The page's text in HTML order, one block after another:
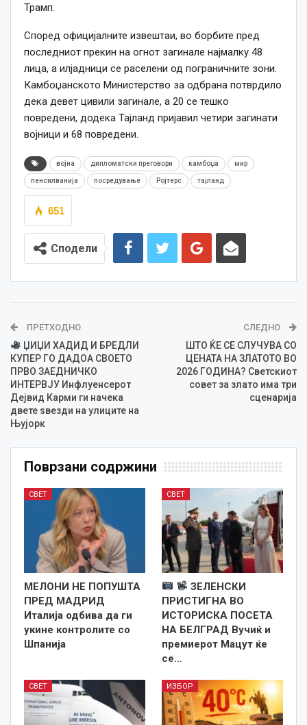
Трамп.
Според официјалните извештаи, во борбите пред
последниот прекин на огнот загинале најмалку 48
лица, а илјадници се раселени од пограничните зони.
Камбоџанското Министерство за одбрана потврдило
дека девет цивили загинале, а 20 се тешко
повредени, додека Тајланд пријавил четири загинати
војници и 68 повредени.
војна дипломатски преговори камбоџа мир
пенсилванија посредување Ројтерс тајланд
651
Сподели
ПРЕТХОДНО
ЏИЏИ ХАДИД И БРЕДЛИ
КУПЕР ГО ДАДОА СВОЕТО
ПРВО ЗАЕДНИЧКО
ИНТЕРВЈУ Инфлуенсерот
Дејвид Карми ги начека
двете ѕвезди на улиците на
Њујорк
СЛЕДНО
ШТО ЌЕ СЕ СЛУЧУВА СО
ЦЕНАТА НА ЗЛАТОТО ВО
2026 ГОДИНА? Светскиот
совет за злато има три
сценарија
Поврзани содржини
СВЕТ
МЕЛОНИ НЕ ПОПУШТА
ПРЕД МАДРИД
Италија одбива да ги
укине контролите со
Шпанија
СВЕТ
ЗЕЛЕНСКИ
ПРИСТИГНА ВО
ИСТОРИСКА ПОСЕТА
НА БЕЛГРАД Вучиќ и
премиерот Мацут ќе
се…
СВЕТ ИЗБОР